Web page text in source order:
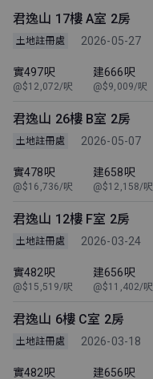
君逸山 17樓 A室 2房
土地註冊處 2026-05-27
實497呎
@$12,072/呎
建666呎
@$9,009/呎
君逸山 26樓 B室 2房
土地註冊處 2026-05-07
實478呎
@$16,736/呎
建658呎
@$12,158/呎
君逸山 12樓 F室 2房
土地註冊處 2026-03-24
實482呎
@$15,519/呎
建656呎
@$11,402/呎
君逸山 6樓 C室 2房
土地註冊處 2026-03-18
實482呎 建656呎